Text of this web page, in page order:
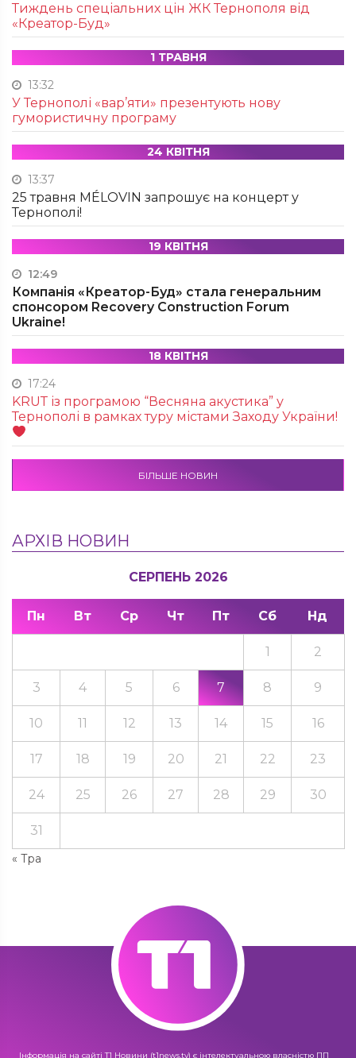
Тиждень спеціальних цін ЖК Тернополя від
«Креатор-Буд»
1 ТРАВНЯ
13:32
У Тернополі «вар’яти» презентують нову
гумористичну програму
24 КВІТНЯ
13:37
25 травня MÉLOVIN запрошує на концерт у
Тернополі!
19 КВІТНЯ
12:49
Компанія «Креатор-Буд» стала генеральним
спонсором Recovery Construction Forum
Ukraine!
18 КВІТНЯ
17:24
KRUТ із програмою “Весняна акустика” у
Тернополі в рамках туру містами Заходу України!
БІЛЬШЕ НОВИН
АРХІВ НОВИН
СЕРПЕНЬ 2026
Пн Вт Ср Чт Пт Сб Нд
« Тра
1 2
3 4 5 6 7 8 9
10 11 12 13 14 15 16
17 18 19 20 21 22 23
24 25 26 27 28 29 30
31
Інформація на сайті Т1 Новини (t1news.tv) є інтелектуальною власністю ПП